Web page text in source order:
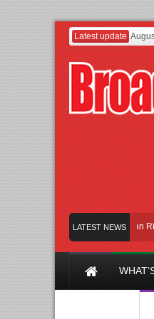
Latest update
LATEST NEWS
Meramaikan Jakarta dengan